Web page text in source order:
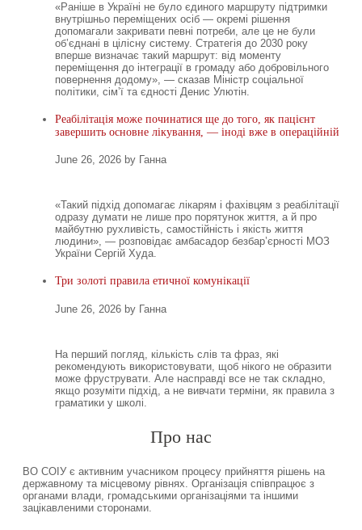
«Раніше в Україні не було єдиного маршруту підтримки
внутрішньо переміщених осіб — окремі рішення
допомагали закривати певні потреби, але це не були
об’єднані в цілісну систему. Стратегія до 2030 року
вперше визначає такий маршрут: від моменту
переміщення до інтеграції в громаду або добровільного
повернення додому», — сказав Міністр соціальної
політики, сімʼї та єдності Денис Улютін.
Реабілітація може починатися ще до того, як пацієнт
завершить основне лікування, — іноді вже в операційній
June 26, 2026 by Ганна
«Такий підхід допомагає лікарям і фахівцям з реабілітації
одразу думати не лише про порятунок життя, а й про
майбутню рухливість, самостійність і якість життя
людини», — розповідає амбасадор безбар’єрності МОЗ
України Сергій Худа.
Три золоті правила етичної комунікації
June 26, 2026 by Ганна
На перший погляд, кількість слів та фраз, які
рекомендують використовувати, щоб нікого не образити
може фруструвати. Але насправді все не так складно,
якщо розуміти підхід, а не вивчати терміни, як правила з
граматики у школі.
Про нас
ВО СОІУ є активним учасником процесу прийняття рішень на
державному та місцевому рівнях. Організація співпрацює з
органами влади, громадськими організаціями та іншими
зацікавленими сторонами.